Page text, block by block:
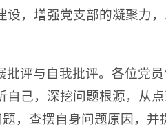
，增强党支部的凝聚力
评与自我批评。各位党
己，深挖问题根源，从
，查摆自身问题原因，并